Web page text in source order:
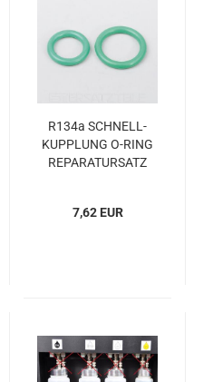
R134a SCHNELL­
KUPP­LUNG O-​RING
RE­PA­RA­TUR­SATZ
7,62 EUR